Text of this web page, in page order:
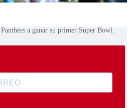
a ganar su primer Super Bowl.